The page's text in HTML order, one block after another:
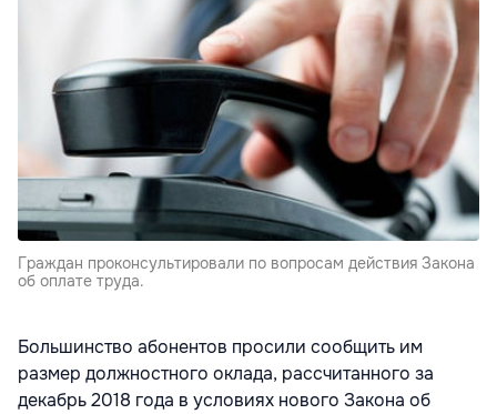
Граждан проконсультировали по вопросам действия Закона
об оплате труда.
Большинство абонентов просили сообщить им
размер должностного оклада, рассчитанного за
декабрь 2018 года в условиях нового Закона об